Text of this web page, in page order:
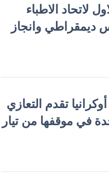
لاتحاد الاطباء
ديمقراطي وانجاز
تقدم التعازي
في موقفها من تيار